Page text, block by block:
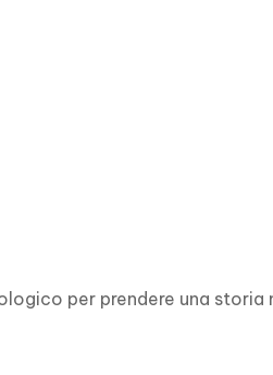
per prendere una